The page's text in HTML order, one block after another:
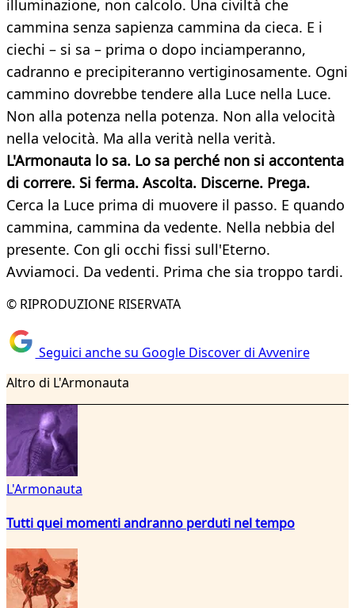
illuminazione, non calcolo. Una civiltà che
cammina senza sapienza cammina da cieca. E i
ciechi – si sa – prima o dopo inciamperanno,
cadranno e precipiteranno vertiginosamente. Ogni
cammino dovrebbe tendere alla Luce nella Luce.
Non alla potenza nella potenza. Non alla velocità
nella velocità. Ma alla verità nella verità.
L'Armonauta lo sa. Lo sa perché non si accontenta
di correre. Si ferma. Ascolta. Discerne. Prega.
Cerca la Luce prima di muovere il passo. E quando
cammina, cammina da vedente. Nella nebbia del
presente. Con gli occhi fissi sull'Eterno.
Avviamoci. Da vedenti. Prima che sia troppo tardi.
© RIPRODUZIONE RISERVATA
Seguici anche su Google Discover di Avvenire
Altro di L'Armonauta
L'Armonauta
Tutti quei momenti andranno perduti nel tempo